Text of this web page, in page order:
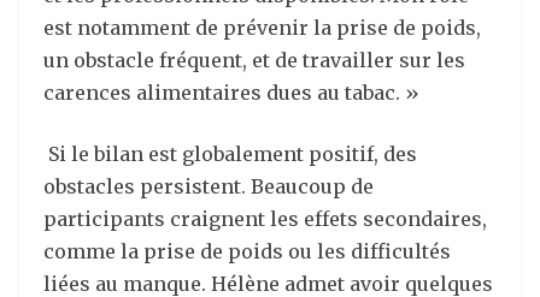
est notamment de prévenir la prise de poids,
un obstacle fréquent, et de travailler sur les
carences alimentaires dues au tabac. »
Si le bilan est globalement positif, des
obstacles persistent. Beaucoup de
participants craignent les effets secondaires,
comme la prise de poids ou les difficultés
liées au manque. Hélène admet avoir quelques